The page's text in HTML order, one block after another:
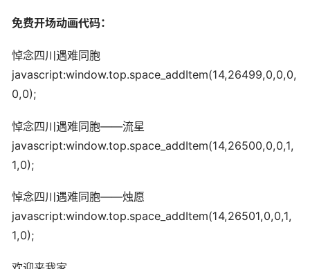
免费开场动画代码：
悼念四川遇难同胞
javascript:window.top.space_addItem(14,26499,0,0,0,
0,0);
悼念四川遇难同胞——流星
javascript:window.top.space_addItem(14,26500,0,0,1,
1,0);
悼念四川遇难同胞——烛愿
javascript:window.top.space_addItem(14,26501,0,0,1,
1,0);